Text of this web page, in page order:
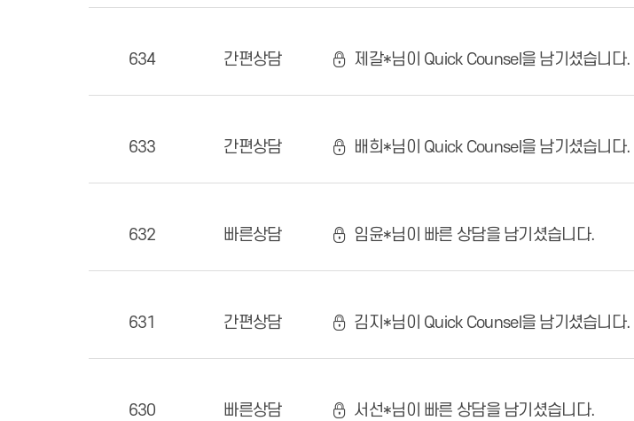
634 간편상담 제갈*님이 Quick Counsel을 남기셨습니다.
633 간편상담 배희*님이 Quick Counsel을 남기셨습니다.
632 빠른상담 임윤*님이 빠른 상담을 남기셨습니다.
631 간편상담 김지*님이 Quick Counsel을 남기셨습니다.
630 빠른상담 서선*님이 빠른 상담을 남기셨습니다.